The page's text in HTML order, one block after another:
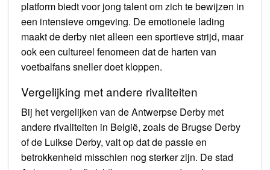
platform biedt voor jong talent om zich te bewijzen in
een intensieve omgeving. De emotionele lading
maakt de derby niet alleen een sportieve strijd, maar
ook een cultureel fenomeen dat de harten van
voetbalfans sneller doet kloppen.
Vergelijking met andere rivaliteiten
Bij het vergelijken van de Antwerpse Derby met
andere rivaliteiten in België, zoals de Brugse Derby
of de Luikse Derby, valt op dat de passie en
betrokkenheid misschien nog sterker zijn. De stad